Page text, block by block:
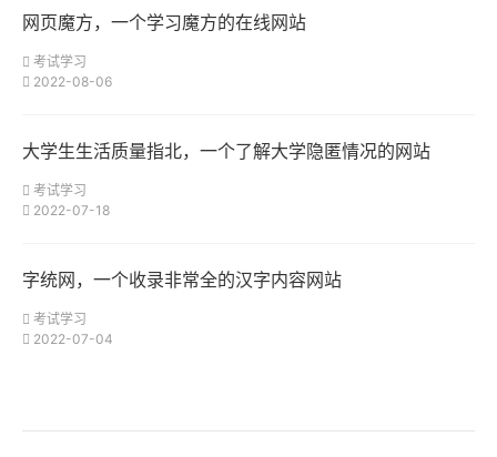
网页魔方，一个学习魔方的在线网站
考试学习
2022-08-06
大学生生活质量指北，一个了解大学隐匿情况的网站
考试学习
2022-07-18
字统网，一个收录非常全的汉字内容网站
考试学习
2022-07-04